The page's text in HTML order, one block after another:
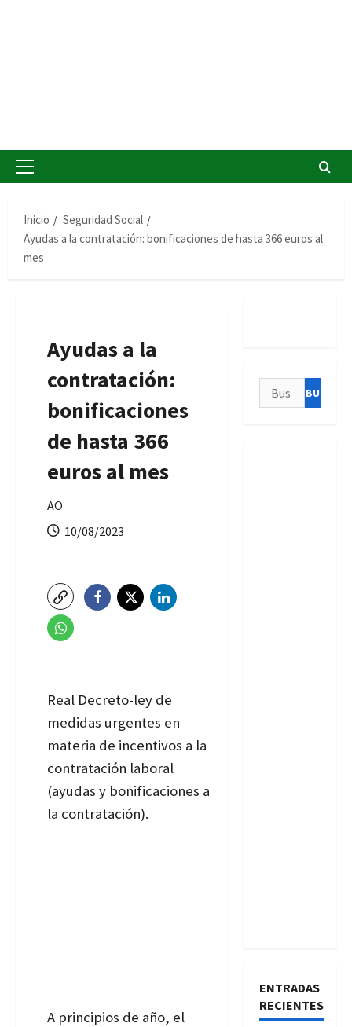
Menú
Inicio
Seguridad Social
Ayudas a la contratación: bonificaciones de hasta 366 euros al
mes
Ayudas a la
contratación:
bonificaciones
de hasta 366
euros al mes
AO
10/08/2023
Real Decreto-ley de
medidas urgentes en
materia de incentivos a la
contratación laboral
(ayudas y bonificaciones a
la contratación).
A principios de año, el
Buscar:
ENTRADAS
RECIENTES